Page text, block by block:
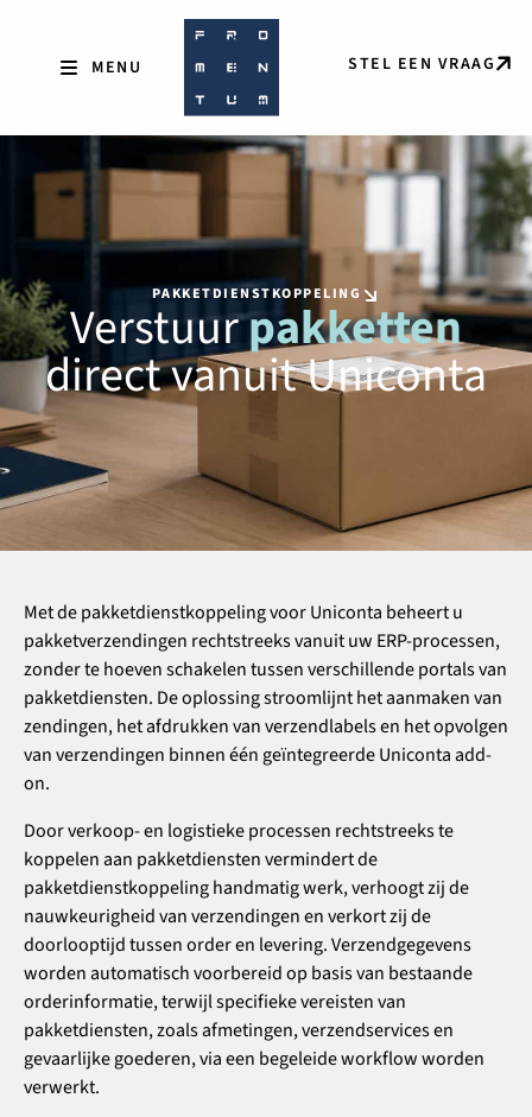
STEL EEN VRAAG
PAKKETDIENSTKOPPELING
Verstuurpakketten
direct vanuit Uniconta
Met de pakketdienstkoppeling voor Uniconta beheert u
pakketverzendingen rechtstreeks vanuit uw ERP-processen,
zonder te hoeven schakelen tussen verschillende portals van
pakketdiensten. De oplossing stroomlijnt het aanmaken van
zendingen, het afdrukken van verzendlabels en het opvolgen
van verzendingen binnen één geïntegreerde Uniconta add-
on.
Door verkoop- en logistieke processen rechtstreeks te
koppelen aan pakketdiensten vermindert de
pakketdienstkoppeling handmatig werk, verhoogt zij de
nauwkeurigheid van verzendingen en verkort zij de
doorlooptijd tussen order en levering. Verzendgegevens
worden automatisch voorbereid op basis van bestaande
orderinformatie, terwijl specifieke vereisten van
pakketdiensten, zoals afmetingen, verzendservices en
gevaarlijke goederen, via een begeleide workflow worden
verwerkt.